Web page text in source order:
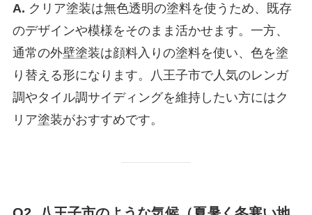
A. クリア塗装は無色透明の塗料を使うため、既存
のデザインや模様をそのまま活かせます。一方、
通常の外壁塗装は顔料入りの塗料を使い、色を塗
り替える形になります。八王子市で人気のレンガ
調やタイル調サイディングを維持したい方にはク
リア塗装がおすすめです。